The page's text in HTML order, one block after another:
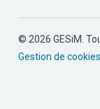
© 2026 GESiM.
Gestion de cookies